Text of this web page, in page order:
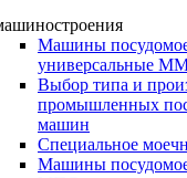
Машины
универсальные
Выбор типа и
промышленных
машин
Специальное
Машины